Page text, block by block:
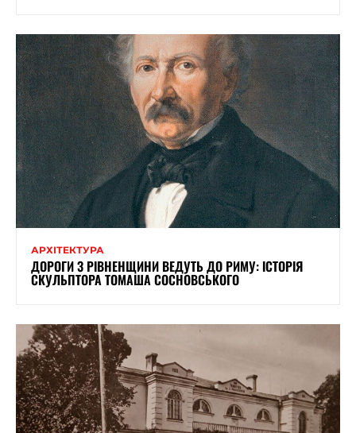
АРХІТЕКТУРА
ДОРОГИ З РІВНЕНЩИНИ ВЕДУТЬ ДО РИМУ: ІСТОРІЯ
СКУЛЬПТОРА ТОМАША СОСНОВСЬКОГО